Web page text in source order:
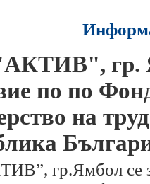
гр.
по по
на
гр.Ямбол се